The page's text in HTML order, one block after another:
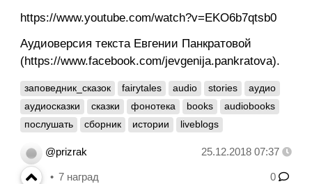
https://www.youtube.com/watch?v=EKO6b7qtsb0
Аудиоверсия текста Евгении Панкратовой
(https://www.facebook.com/jevgenija.pankratova).
заповедник_сказок fairytales audio stories
аудио
аудиосказки
сказки фонотека books
audiobooks
послушать
сборник истории liveblogs
@prizrak 25.12.2018 07:37
7 наград 0